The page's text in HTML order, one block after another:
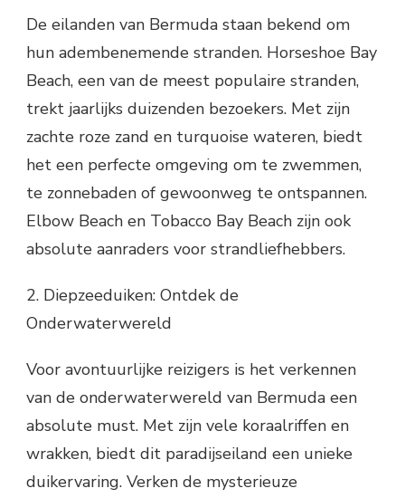
De eilanden van Bermuda staan bekend om
hun adembenemende stranden. Horseshoe Bay
Beach, een van de meest populaire stranden,
trekt jaarlijks duizenden bezoekers. Met zijn
zachte roze zand en turquoise wateren, biedt
het een perfecte omgeving om te zwemmen,
te zonnebaden of gewoonweg te ontspannen.
Elbow Beach en Tobacco Bay Beach zijn ook
absolute aanraders voor strandliefhebbers.
2. Diepzeeduiken: Ontdek de
Onderwaterwereld
Voor avontuurlijke reizigers is het verkennen
van de onderwaterwereld van Bermuda een
absolute must. Met zijn vele koraalriffen en
wrakken, biedt dit paradijseiland een unieke
duikervaring. Verken de mysterieuze